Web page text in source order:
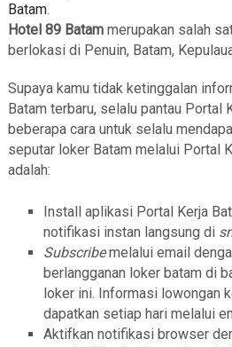
Batam.
Hotel 89 Batam merupakan salah
berlokasi di Penuin, Batam,
Supaya kamu tidak ketinggalan
Batam terbaru, selalu pantau Portal
beberapa cara untuk selalu
seputar loker Batam melalui Portal
adalah:
Install aplikasi Portal Kerja
notifikasi instan langsung di
Subscribemelalui email
berlangganan loker batam di
loker ini. Informasi lowongan
dapatkan setiap hari melalui
Aktifkan notifikasi browser